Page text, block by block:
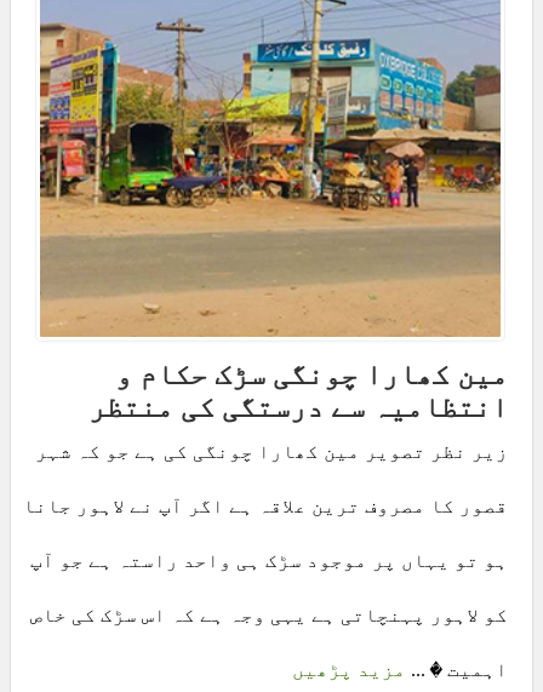
مین کھارا چونگی سڑک حکام و
انتظامیہ سے درستگی کی منتظر
زیر نظر تصویر مین کھارا چونگی کی ہے جو کہ شہر
قصور کا مصروف ترین علاقہ ہے اگر آپ نے لاہور جانا
ہو تو یہاں پر موجود سڑک ہی واحد راستہ ہے جو آپ
کو لاہور پہنچاتی ہے یہی وجہ ہے کہ اس سڑک کی خاص
اہمیت � ... مزید پڑھیں